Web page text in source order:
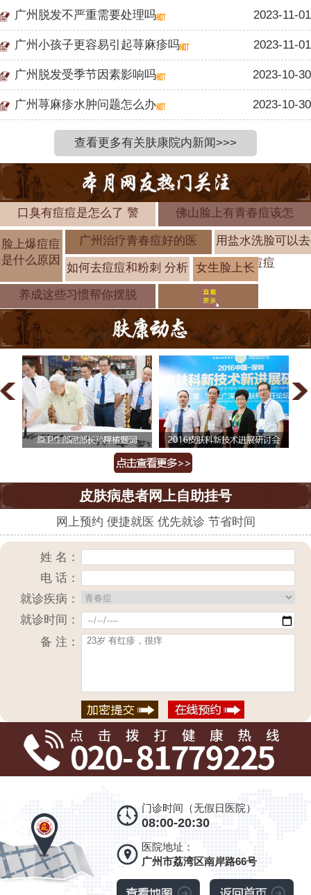
广州脱发不严重需要处理吗 2023-11-01
广州小孩子更容易引起荨麻疹吗 2023-11-01
广州脱发受季节因素影响吗 2023-10-30
广州荨麻疹水肿问题怎么办 2023-10-30
查看更多有关肤康院内新闻>>>
口臭有痘痘是怎么了 警 佛山脸上有青春痘该怎
脸上爆痘痘
是什么原因
广州治疗青春痘好的医
用盐水洗脸可以去
痘痘
如何去痘痘和粉刺 分析 女生脸上长
痘痘形成的
养成这些习惯帮你摆脱
皮肤病患者网上自助挂号
网上预约 便捷就医 优先就诊 节省时间
姓 名：
电 话：
就诊疾病：
就诊时间：
备 注：
门诊时间（无假日医院）
08:00-20:30
医院地址：
广州市荔湾区南岸路66号